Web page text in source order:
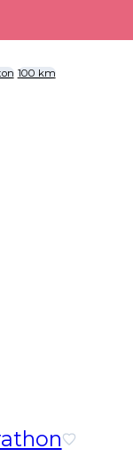
100 km